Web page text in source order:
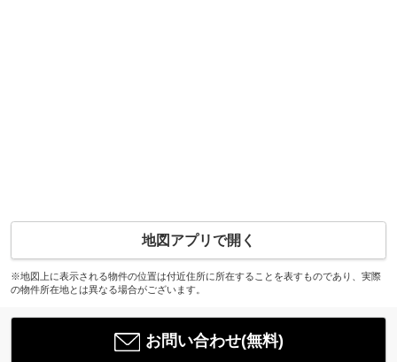
地図アプリで開く
※地図上に表示される物件の位置は付近住所に所在することを表すものであり、実際
の物件所在地とは異なる場合がございます。
お問い合わせ(無料)